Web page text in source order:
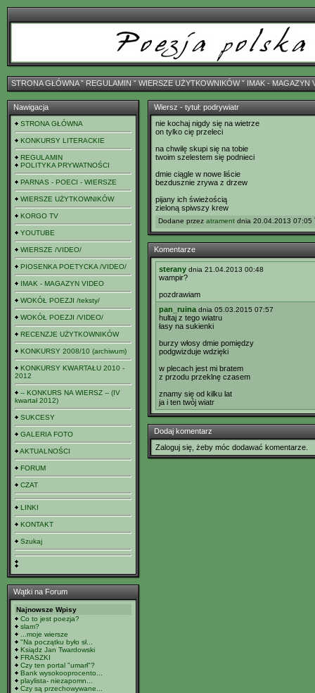
STRONA GŁÓWNAˇ REGULAMIN ˇ WIERSZE UŻYTKOWNIKÓWˇ IMAK - MAGAZYN
Nawigacja
STRONA GŁÓWNA
KONKURSY LITERACKIE
REGULAMIN
POLITYKA PRYWATNOŚCI
PARNAS - POECI - WIERSZE
WIERSZE UŻYTKOWNIKÓW
KORGO TV
YOUTUBE
WIERSZE /VIDEO/
PIOSENKA POETYCKA /VIDEO/
IMAK - MAGAZYN VIDEO
WOKÓŁ POEZJI /teksty/
WOKÓŁ POEZJI /VIDEO/
RECENZJE UŻYTKOWNIKÓW
KONKURSY 2008/10 (archiwum)
KONKURSY KWARTAŁU 2010 -
2012
-- KONKURS NA WIERSZ -- (IV
kwartał 2012)
SUKCESY
GALERIA FOTO
AKTUALNOŚCI
FORUM
CZAT
LINKI
KONTAKT
Szukaj
Wątki na Forum
Najnowsze Wpisy
Co to jest poezja?
slam?
...moje wiersze
"Na początku było sł...
Ksiądz Jan Twardowski
FRASZKI
Czy ten portal "umarł"?
Bank wysokooprocento...
playlista- niezapomn...
Czy są przechowywane...
Wiersz - tytuł: podrywiatr
nie kochaj nigdy się na wietrze
on tylko cię przeleci
na chwilę skupi się na tobie
twoim szelestem się podnieci
dmie ciągle w nowe liście
bezdusznie zrywa z drzew
pijany ich świeżością
zieloną spiwszy krew
Dodane przez atrament dnia 20.04.2013 07:05
Komentarze
sterany dnia 21.04.2013 00:48
wampir?
pozdrawiam
pan_ruina dnia 05.03.2015 07:57
hultaj z tego wiatru
łasy na sukienki
burzy włosy dmie pomiędzy
podgwizduje wdzięki
w plecach jest mi bratem
z przodu przeklnę czasem
znamy się od kilku lat
ja i ten twój wiatr
Dodaj komentarz
Zaloguj się, żeby móc dodawać komentarze.